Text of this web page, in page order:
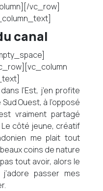
vc_row]
canal
l’Est, j’en profite
Ouest, à l’opposé
vraiment partagé
côté jeune, créatif
me plait tout
coins de nature
tout avoir, alors le
passer mes